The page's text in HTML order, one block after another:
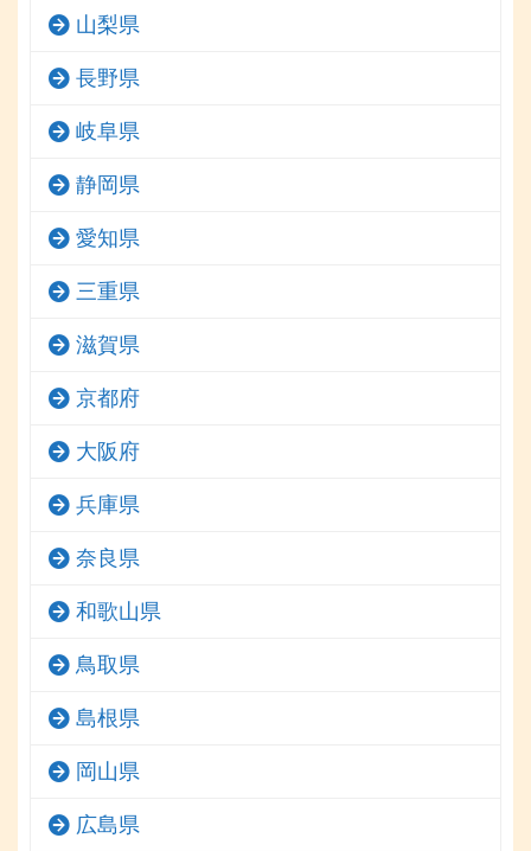
山梨県
長野県
岐阜県
静岡県
愛知県
三重県
滋賀県
京都府
大阪府
兵庫県
奈良県
和歌山県
鳥取県
島根県
岡山県
広島県